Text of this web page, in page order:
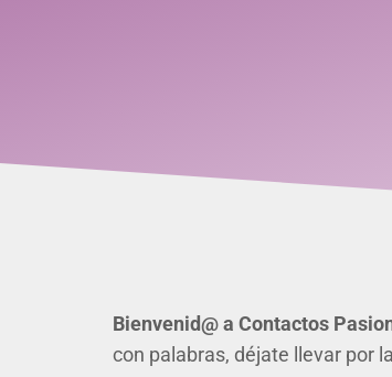
Bienvenid@ a Contactos
con palabras, déjate llevar por